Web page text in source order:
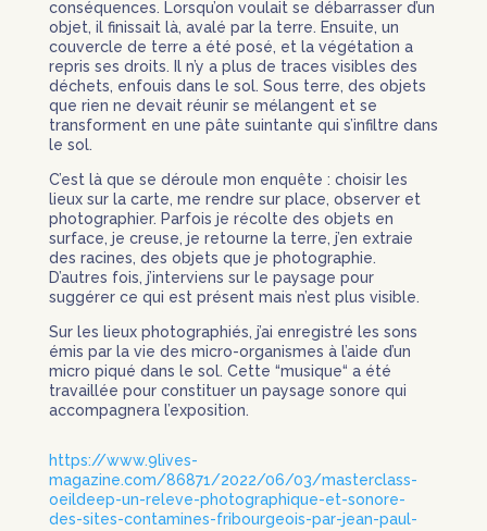
conséquences. Lorsqu’on voulait se débarrasser d’un
objet, il finissait là, avalé par la terre. Ensuite, un
couvercle de terre a été posé, et la végétation a
repris ses droits. Il n’y a plus de traces visibles des
déchets, enfouis dans le sol. Sous terre, des objets
que rien ne devait réunir se mélangent et se
transforment en une pâte suintante qui s’infiltre dans
le sol.
C’est là que se déroule mon enquête : choisir les
lieux sur la carte, me rendre sur place, observer et
photographier. Parfois je récolte des objets en
surface, je creuse, je retourne la terre, j’en extraie
des racines, des objets que je photographie.
D’autres fois, j’interviens sur le paysage pour
suggérer ce qui est présent mais n’est plus visible.
Sur les lieux photographiés, j’ai enregistré les sons
émis par la vie des micro-organismes à l’aide d’un
micro piqué dans le sol. Cette “musique“ a été
travaillée pour constituer un paysage sonore qui
accompagnera l’exposition.
https://www.9lives-
magazine.com/86871/2022/06/03/masterclass-
oeildeep-un-releve-photographique-et-sonore-
des-sites-contamines-fribourgeois-par-jean-paul-